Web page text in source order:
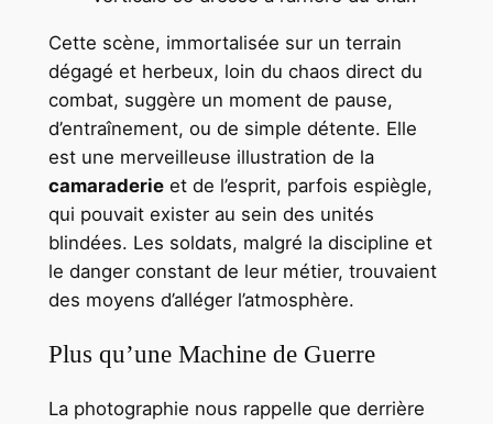
Cette scène, immortalisée sur un terrain
dégagé et herbeux, loin du chaos direct du
combat, suggère un moment de pause,
d’entraînement, ou de simple détente. Elle
est une merveilleuse illustration de la
camaraderieet de l’esprit, parfois espiègle,
qui pouvait exister au sein des unités
blindées. Les soldats, malgré la discipline et
le danger constant de leur métier, trouvaient
des moyens d’alléger l’atmosphère.
Plus qu’une Machine de Guerre
La photographie nous rappelle que derrière